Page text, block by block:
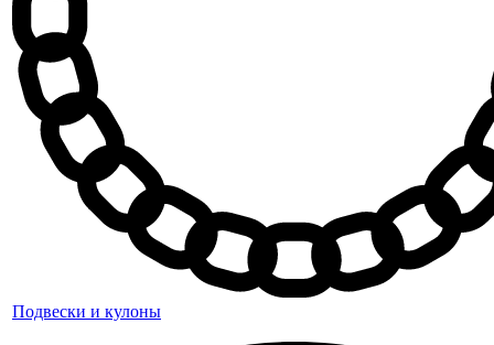
Подвески и кулоны